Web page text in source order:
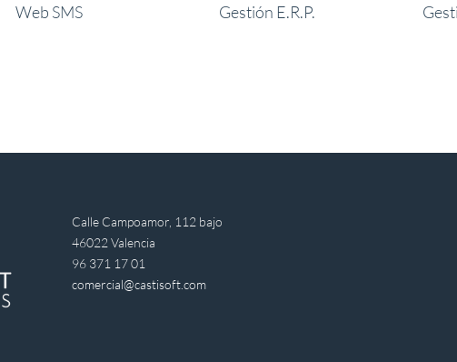
Web SMS Gestión E.R.P.
Calle Campoamor, 112 bajo
46022 Valencia
96 371 17 01
comercial@castisoft.com